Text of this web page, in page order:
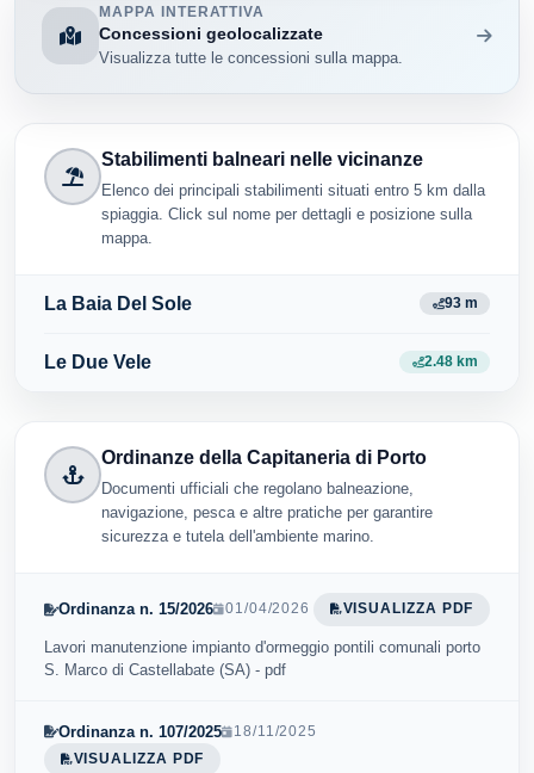
MAPPA INTERATTIVA
Concessioni geolocalizzate
Visualizza tutte le concessioni sulla mappa.
Stabilimenti balneari nelle vicinanze
Elenco dei principali stabilimenti situati entro 5 km dalla
spiaggia. Click sul nome per dettagli e posizione sulla
mappa.
La Baia Del Sole 93 m
Le Due Vele 2.48 km
Ordinanze della Capitaneria di Porto
Documenti ufficiali che regolano balneazione,
navigazione, pesca e altre pratiche per garantire
sicurezza e tutela dell'ambiente marino.
Ordinanza n. 15/2026 01/04/2026 VISUALIZZA PDF
Lavori manutenzione impianto d'ormeggio pontili comunali porto
S. Marco di Castellabate (SA) - pdf
Ordinanza n. 107/2025
18/11/2025
VISUALIZZA PDF